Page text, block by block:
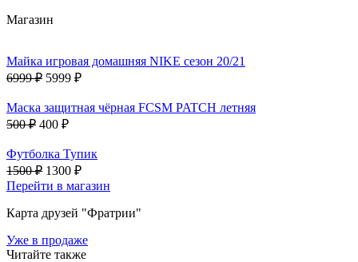
Магазин
Майка игровая домашняя NIKE сезон 20/21
6999 ₽ 5999 ₽
Маска защитная чёрная FCSM PATCH летняя
500 ₽ 400 ₽
Футболка Тупик
1500 ₽ 1300 ₽
Перейти в магазин
Карта друзей "Фратрии"
Уже в продаже
Читайте также